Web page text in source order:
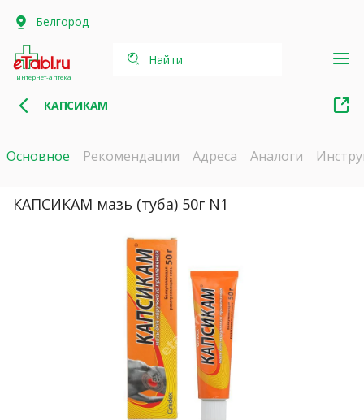
Белгород
интернет-аптека
Найти
КАПСИКАМ
Основное Рекомендации Адреса Аналоги
КАПСИКАМ мазь (туба) 50г N1